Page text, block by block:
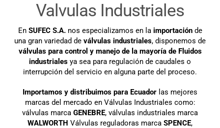
Valvulas Industriales
En SUFEC S.A.nos especializamos en la importaciónde
una gran variedad de válvulas industriales, disponemos de
válvulas para control y manejo de la mayoría de Fluidos
industriales ya sea para regulación de caudales o
interrupción del servicio en alguna parte del proceso.
Importamos y distribuimos para Ecuador las mejores
marcas del mercado en Válvulas Industriales como:
válvulas marca GENEBRE, válvulas industriales marca
WALWORTH Válvulas reguladoras marca SPENCE,